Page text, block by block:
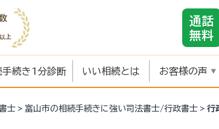
上
通話
無料
続き1分診断 いい相続とは お客様の声
士 富山市の相続手続きに強い司法書士/行政書士 行